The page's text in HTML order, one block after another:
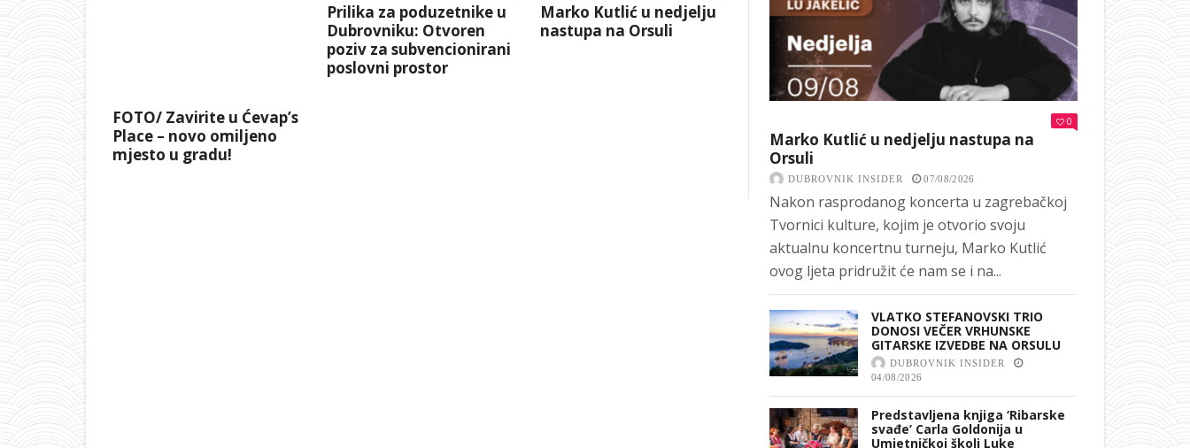
Prilika za poduzetnike u
Dubrovniku: Otvoren
poziv za subvencionirani
poslovni prostor
Marko Kutlić u nedjelju
nastupa na Orsuli
FOTO/ Zavirite u Ćevap’s
Place – novo omiljeno
mjesto u gradu!
0
Marko Kutlić u nedjelju nastupa na
Orsuli
DUBROVNIK INSIDER 07/08/2026
Nakon rasprodanog koncerta u zagrebačkoj
Tvornici kulture, kojim je otvorio svoju
aktualnu koncertnu turneju, Marko Kutlić
ovog ljeta pridružit će nam se i na...
VLATKO STEFANOVSKI TRIO
DONOSI VEČER VRHUNSKE
GITARSKE IZVEDBE NA ORSULU
DUBROVNIK INSIDER
04/08/2026
Predstavljena knjiga ‘Ribarske
svađe’ Carla Goldonija u
Umjetničkoj školi Luke